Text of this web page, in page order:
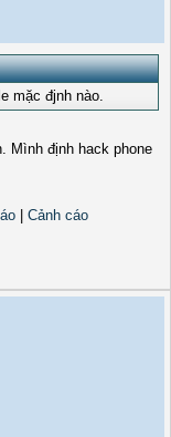
mặc đjnh nào.
Mình định hack phone
Cảnh cáo